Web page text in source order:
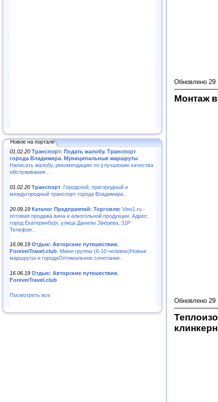
Новое на портале
01.02.20 Транспорт: Подать жалобу. Транспорт
города Владимира. Муниципальные маршруты
Написать жалобу, рекомендацию по улучшению качества
обслуживания ..
01.02.20 Транспорт .Городской, пригородный и
междугородный транспорт города Владимира..
20.09.19 Каталог Предприятий: Торговля: Vino1.ru -
оптовая продажа вина и алкогольной продукции. Адрес:
город Екатеринбург, улица Данилы Зверева, 31Р
Телефон:..
16.06.19 Отдых: Авторские путешествия.
ForeverTravel.club .Мини-группы (6-10 человек)Новые
маршруты и городаОптимальное сочетание..
16.06.19 Отдых: Авторские путешествия.
ForeverTravel.club
Посмотреть все
Обновлено 29
Монтаж
Обновлено 29